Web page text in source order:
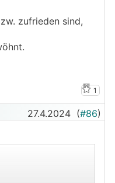
zufrieden sind,
1
27.4.2024 (#86)